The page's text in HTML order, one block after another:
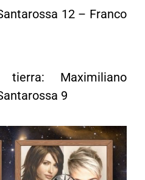
12 – Franco
tierra: Maximiliano
9